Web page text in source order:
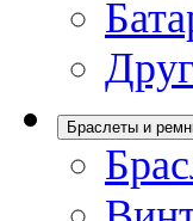
Браслеты и